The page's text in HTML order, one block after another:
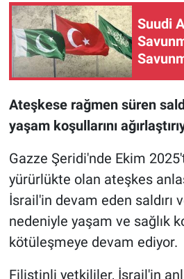
Suudi
Ateşkese rağmen süren
yaşam koşullarını
Gazze Şeridi'nde Ekim
yürürlükte olan ateşkes
İsrail'in devam eden saldırı
nedeniyle yaşam ve sağlık
kötüleşmeye devam ediyor.
Filistinli yetkililer, İsrail'in